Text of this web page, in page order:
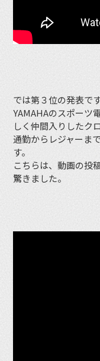
では第３位の発表で
YAMAHAのスポーツ
しく仲間入りしたク
通勤からレジャーま
す。
こちらは、動画の投
驚きました。